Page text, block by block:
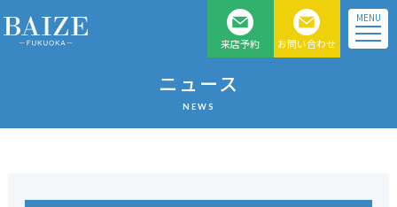
来店予約 お問い合わせ
MENU
ニュース
NEWS